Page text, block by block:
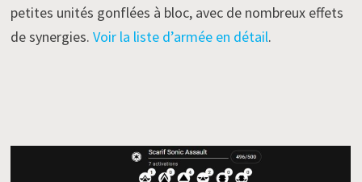
petites unités gonflées à bloc, avec de nombreux effets
de synergies.Voir la liste d’armée en détail.